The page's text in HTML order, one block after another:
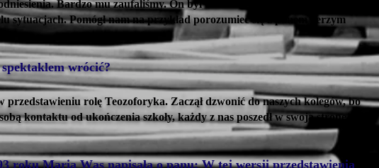
Bardzo mu zaufaliśmy. On był dla nas ojcem srogim, ale
sytuacjach. Pomógł nam na przykład porozumieć się z panem Jerzym
spektaklem wrócić?
rolę Teozoforyka. Zaczął dzwonić do naszych kolegów, bo
kontaktu od ukończenia szkoły, każdy z nas poszedł w swoją stronę. Ale
roku Maria Wąs napisała o panu: W tej wersji przedstawienia